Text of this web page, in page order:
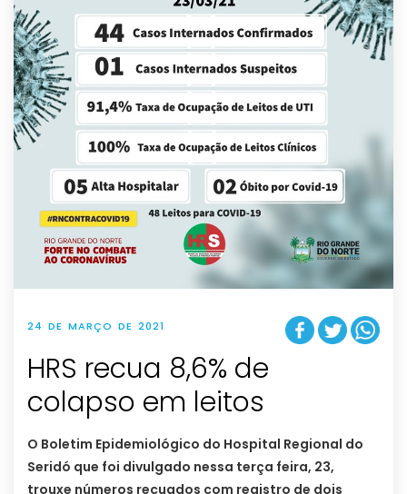
24 DE MARÇO DE 2021
HRS recua 8,6% de
colapso em leitos
O Boletim Epidemiológico do Hospital Regional do
Seridó que foi divulgado nessa terça feira, 23,
trouxe números recuados com registro de dois